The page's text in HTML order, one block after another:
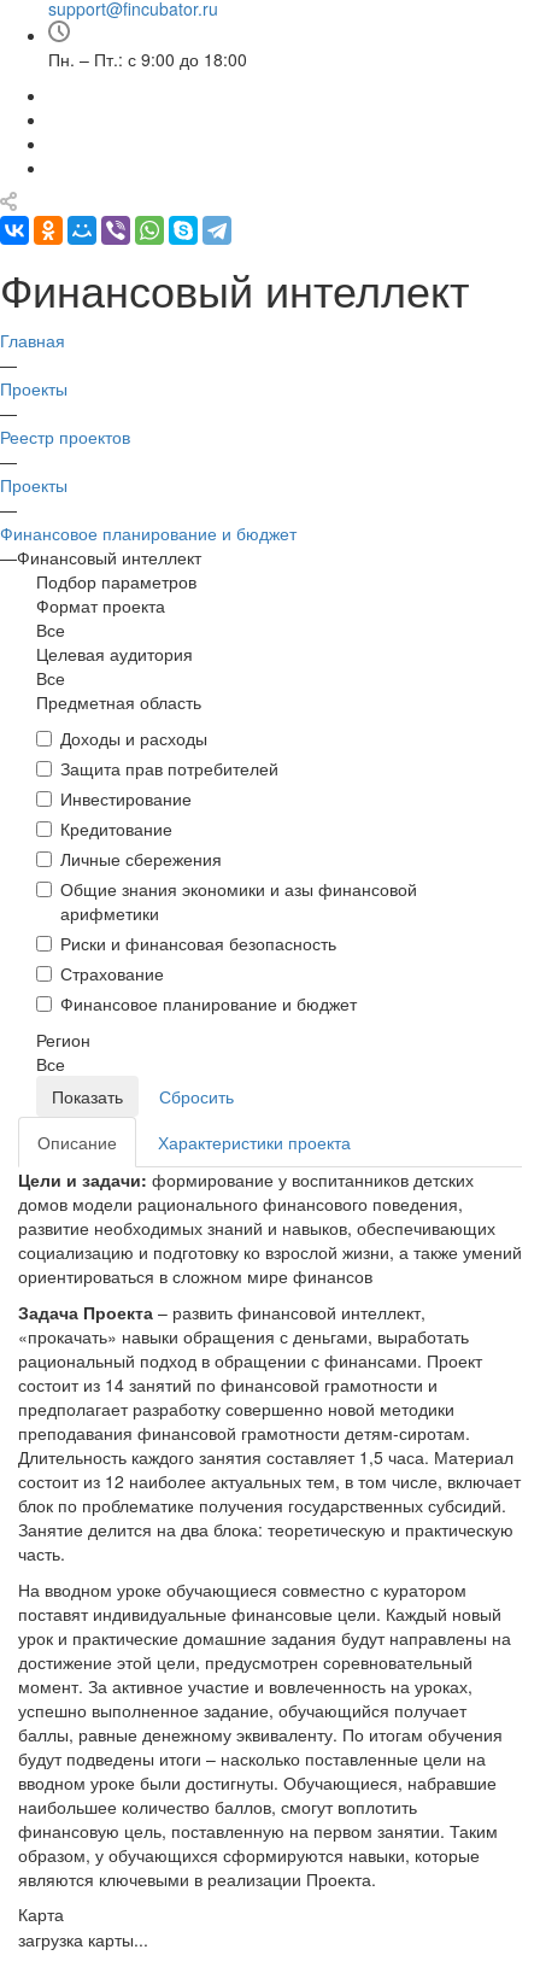
support@fincubator.ru
Пн. – Пт.: с 9:00 до 18:00
Финансовый интеллект
Главная
—
Проекты
—
Реестр проектов
—
Проекты
—
Финансовое планирование и бюджет
—Финансовый интеллект
Подбор параметров
Формат проекта
Все
Целевая аудитория
Все
Предметная область
Доходы и расходы
Защита прав потребителей
Инвестирование
Кредитование
Личные сбережения
Общие знания экономики и азы финансовой
арифметики
Риски и финансовая безопасность
Страхование
Финансовое планирование и бюджет
Регион
Все
Описание
Характеристики проекта
Цели и задачи: формирование у воспитанников детских
домов модели рационального финансового поведения,
развитие необходимых знаний и навыков, обеспечивающих
социализацию и подготовку ко взрослой жизни, а также умений
ориентироваться в сложном мире финансов
Задача Проекта – развить финансовой интеллект,
«прокачать» навыки обращения с деньгами, выработать
рациональный подход в обращении с финансами. Проект
состоит из 14 занятий по финансовой грамотности и
предполагает разработку совершенно новой методики
преподавания финансовой грамотности детям-сиротам.
Длительность каждого занятия составляет 1,5 часа. Материал
состоит из 12 наиболее актуальных тем, в том числе, включает
блок по проблематике получения государственных субсидий.
Занятие делится на два блока: теоретическую и практическую
часть.
На вводном уроке обучающиеся совместно с куратором
поставят индивидуальные финансовые цели. Каждый новый
урок и практические домашние задания будут направлены на
достижение этой цели, предусмотрен соревновательный
момент. За активное участие и вовлеченность на уроках,
успешно выполненное задание, обучающийся получает
баллы, равные денежному эквиваленту. По итогам обучения
будут подведены итоги – насколько поставленные цели на
вводном уроке были достигнуты. Обучающиеся, набравшие
наибольшее количество баллов, смогут воплотить
финансовую цель, поставленную на первом занятии. Таким
образом, у обучающихся сформируются навыки, которые
являются ключевыми в реализации Проекта.
Карта
загрузка карты...